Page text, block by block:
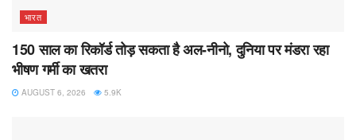
भारत
150 साल का रिकॉर्ड तोड़ सकता है अल-नीनो, दुनिया पर मंडरा रहा
भीषण गर्मी का खतरा
AUGUST 6, 2026 5.9K